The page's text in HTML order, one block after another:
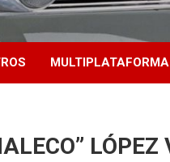
para el sector automotriz
MULTIPLATAFORMA